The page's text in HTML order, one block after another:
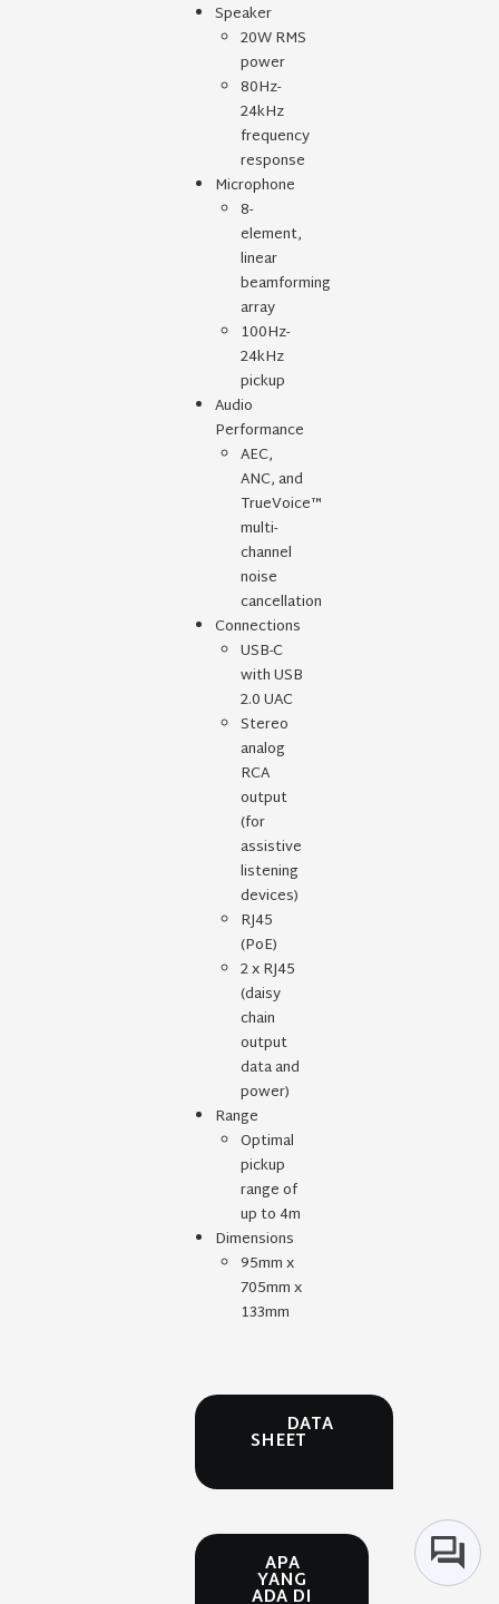
Speaker
20W RMS
power
80Hz-
24kHz
frequency
response
Microphone
8-
element,
linear
beamforming
array
100Hz-
24kHz
pickup
Audio
Performance
AEC,
ANC, and
TrueVoice™
multi-
channel
noise
cancellation
Connections
USB-C
with USB
2.0 UAC
Stereo
analog
RCA
output
(for
assistive
listening
devices)
RJ45
(PoE)
2 x RJ45
(daisy
chain
output
data and
power)
Range
Optimal
pickup
range of
up to 4m
Dimensions
95mm x
705mm x
133mm
DATA
SHEET
APA
YANG
ADA DI